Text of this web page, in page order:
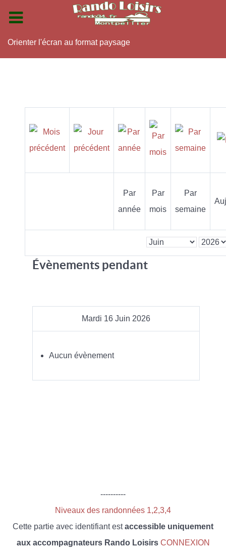
Orienter l'écran au format paysage
Par
année
Par
mois
Par
semaine
Évènements pendant
Mardi 16 Juin 2026
Aucun évènement
----------
Niveaux des randonnées 1,2,3,4
Cette partie avec identifiant estaccessible uniquement
aux accompagnateurs Rando Loisirs CONNEXION